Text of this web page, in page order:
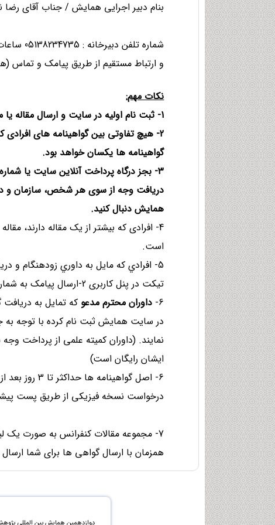
بنام دبیر اجرایی همایش / جناب آقای رضا
شماره تلفن دبیرخانه : 05138234735 ساعات کاری 08:00 الی 14:00 بجز ایام تعطیل
و ارتباط مستقیم از طریق پیامک و تماس (همه روزه و
نكات مهم:
1- ثبت نام اولیه در سایت و ارسال مقاله یا مقالات و داوری آن رایگان می باشد و نیاز به پرداخت هزینه نیست.
2- هیچ تفاوتی بین گواهینامه های
گواهینامه ها یکسان خواهد بود.
3- بجز درگاه پرداخت آنلاین سایت یا
دریافت وجه از سوی هر شخص، سازمان و
همایش دنبال کنید.
4- افرادی که بیشتر از یک مقاله دارند،
است.
تیکت در پنل کاربری 2-ارسال پیامک به شماره موبایل کارشناس دبیرخانه درخواست خود را اعلام نمایند.
6- داوران محترم مدعو که تمایل به دریافت
در سایت همایش ثبت نام کرده با توجه
نمایند. (داوران کمیته علمی از پرداخت
ایشان رایگان است)
6- اصل
درخواست نسخه فیزیکی از طریق پست
7- مجموعه مقالات کنفرانس به صورت یک
همزمان با ارسال گواهی ها برای شما
دوازدهمین همایش بین المللی